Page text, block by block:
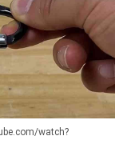
watch?